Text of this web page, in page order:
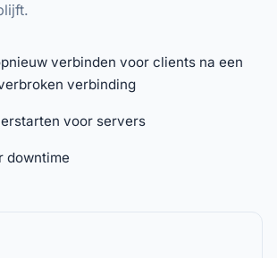
verbinden voor clients na een
verbinding
voor servers
downtime